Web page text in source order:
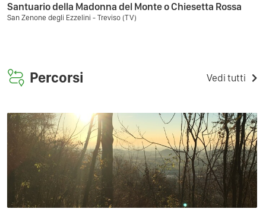
Santuario della Madonna del Monte o Chiesetta Rossa
San Zenone degli Ezzelini - Treviso (TV)
Percorsi Vedi tutti